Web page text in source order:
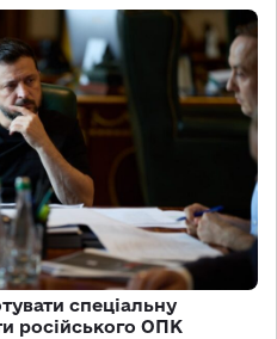
спеціальну
російського ОПК